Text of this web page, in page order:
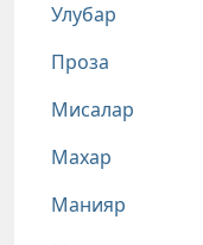
Улубар
Проза
Мисалар
Махар
Манияр